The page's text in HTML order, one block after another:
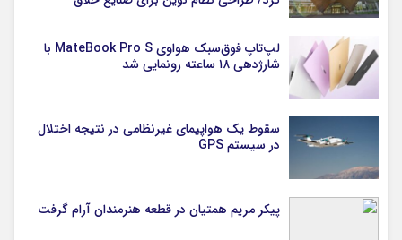
لپ‌تاپ فوق‌سبک هواوی MateBook Pro S با
شارژدهی ۱۸ ساعته رونمایی شد
سقوط یک هواپیمای غیرنظامی در نتیجه اختلال
در سیستم‌ GPS
پیکر مریم همتیان در قطعه هنرمندان آرام گرفت